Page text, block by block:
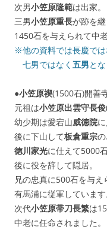
次男小笠原隆範は出家。
三男小笠原重長が跡を継
1450石を与えられて中
※他の資料では長慶では
七男ではなく 五男と
●小笠原禊(1500石)開善
元祖は小笠原出雲守長俊
幼少期は愛宕山威徳院
後に下山して板倉重宗の
徳川家光に仕えて5000
後に役を辞して隠居。
兄の忠真に500石を与え
有馬浦に従軍しています
次代小笠原帯刀長繁は
中老に任命されました。